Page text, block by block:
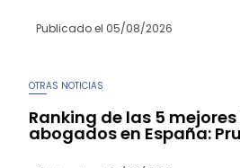
Publicado el 05/08/2026
OTRAS NOTICIAS
Ranking de las 5
abogados en España: